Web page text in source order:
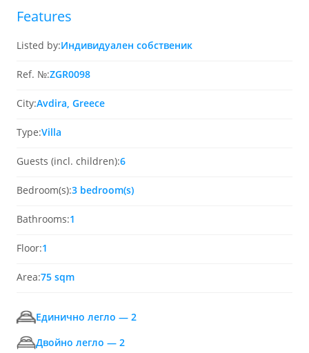
Features
Listed by:Индивидуален собственик
Ref. №:ZGR0098
City:Avdira, Greece
Type:Villa
Guests (incl. children):6
Bedroom(s):3 bedroom(s)
Bathrooms:1
Floor:1
Area:75 sqm
Единично легло — 2
Двойно легло — 2